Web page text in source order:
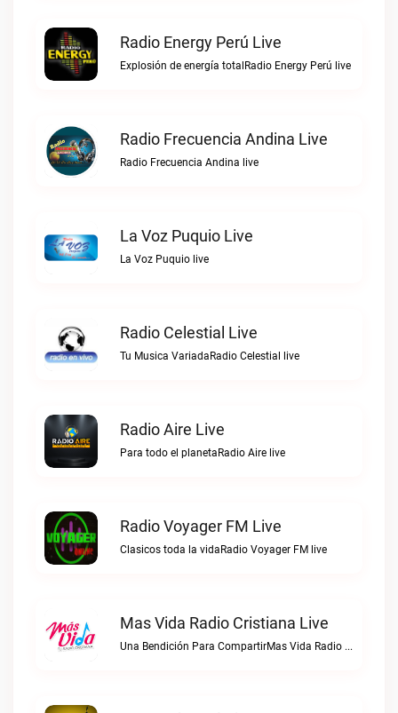
Radio Energy Perú Live
Explosión de energía totalRadio Energy Perú live
Radio Frecuencia Andina Live
Radio Frecuencia Andina live
La Voz Puquio Live
La Voz Puquio live
Radio Celestial Live
Tu Musica VariadaRadio Celestial live
Radio Aire Live
Para todo el planetaRadio Aire live
Radio Voyager FM Live
Clasicos toda la vidaRadio Voyager FM live
Mas Vida Radio Cristiana Live
Una Bendición Para CompartirMas Vida Radio Cristiana live